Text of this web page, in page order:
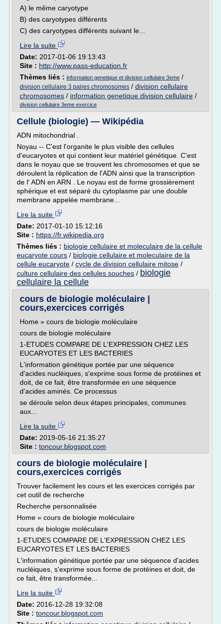
A) le même caryotype
B) des caryotypes différents
C) des caryotypes différents suivant le...
Lire la suite
Date: 2017-01-06 19:13:43
Site : http://www.pass-education.fr
Thèmes liés : information genetique et division cellulaire 3eme /
division cellulaire 3 paires chromosomes / division cellulaire
chromosomes / information genetique division cellulaire /
division cellulaire 3eme exercice
Cellule (biologie) — Wikipédia
ADN mitochondrial .
Noyau -- C'est l'organite le plus visible des cellules
d'eucaryotes et qui contient leur matériel génétique. C'est
dans le noyau que se trouvent les chromosomes et que se
déroulent la réplication de l'ADN ainsi que la transcription
de l' ADN en ARN . Le noyau est de forme grossièrement
sphérique et est séparé du cytoplasme par une double
membrane appelée membrane...
Lire la suite
Date: 2017-01-10 15:12:16
Site : https://fr.wikipedia.org
Thèmes liés : biologie cellulaire et moleculaire de la cellule
eucaryote cours / biologie cellulaire et moleculaire de la
cellule eucaryote / cycle de division cellulaire mitose /
culture cellulaire des cellules souches / biologie
cellulaire la cellule
cours de biologie moléculaire |
cours,exercices corrigés
Home » cours de biologie moléculaire
cours de biologie moléculaire
1-ETUDES COMPARE DE L'EXPRESSION CHEZ LES
EUCARYOTES ET LES BACTERIES
L'information génétique portée par une séquence
d'acides nucléiques, s'exprime sous forme de protéines et
doit, de ce fait, être transformée en une séquence
d'acides aminés. Ce processus
se déroule selon deux étapes principales, communes
aux...
Lire la suite
Date: 2019-05-16 21:35:27
Site : toncour.blogspot.com
cours de biologie moléculaire |
cours,exercices corrigés
Trouver facilement les cours et les exercices corrigés par
cet outil de recherche
Recherche personnalisée
Home » cours de biologie moléculaire
cours de biologie moléculaire
1-ETUDES COMPARE DE L'EXPRESSION CHEZ LES
EUCARYOTES ET LES BACTERIES
L'information génétique portée par une séquence d'acides
nucléiques, s'exprime sous forme de protéines et doit, de
ce fait, être transformée...
Lire la suite
Date: 2016-12-28 19:32:08
Site : toncour.blogspot.com